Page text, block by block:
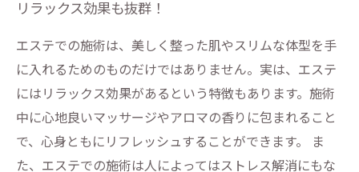
リラックス効果も抜群！
エステでの施術は、美しく整った肌やスリムな体型を手
に入れるためのものだけではありません。実は、エステ
にはリラックス効果があるという特徴もあります。施術
中に心地良いマッサージやアロマの香りに包まれること
で、心身ともにリフレッシュすることができます。 ま
た、エステでの施術は人によってはストレス解消にもな